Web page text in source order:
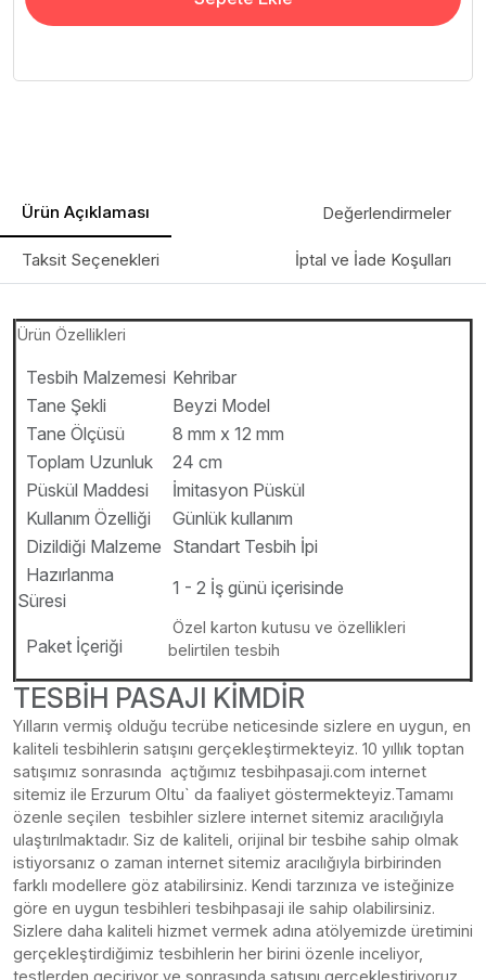
Ürün Açıklaması Değerlendirmeler
Taksit Seçenekleri İptal ve İade Koşulları
Ürün Özellikleri
Tesbih Malzemesi Kehribar
Tane Şekli
Beyzi Model
Tane Ölçüsü
8 mm x 12 mm
Toplam Uzunluk
24 cm
Püskül Maddesi
İmitasyon Püskül
Kullanım Özelliği
Günlük kullanım
Dizildiği Malzeme Standart Tesbih İpi
Hazırlanma
Süresi
1 - 2 İş günü içerisinde
Paket İçeriği
Özel karton kutusu ve özellikleri
belirtilen tesbih
TESBİH PASAJI KİMDİR
Yılların vermiş olduğu tecrübe neticesinde sizlere en uygun, en
kaliteli tesbihlerin satışını gerçekleştirmekteyiz. 10 yıllık toptan
satışımız sonrasında açtığımız tesbihpasaji.com internet
sitemiz ile Erzurum Oltu` da faaliyet göstermekteyiz.Tamamı
özenle seçilen tesbihler sizlere internet sitemiz aracılığıyla
ulaştırılmaktadır. Siz de kaliteli, orijinal bir tesbihe sahip olmak
istiyorsanız o zaman internet sitemiz aracılığıyla birbirinden
farklı modellere göz atabilirsiniz. Kendi tarzınıza ve isteğinize
göre en uygun tesbihleri tesbihpasaji ile sahip olabilirsiniz.
Sizlere daha kaliteli hizmet vermek adına atölyemizde üretimini
gerçekleştirdiğimiz tesbihlerin her birini özenle inceliyor,
testlerden geçiriyor ve sonrasında satışını gerçekleştiriyoruz.